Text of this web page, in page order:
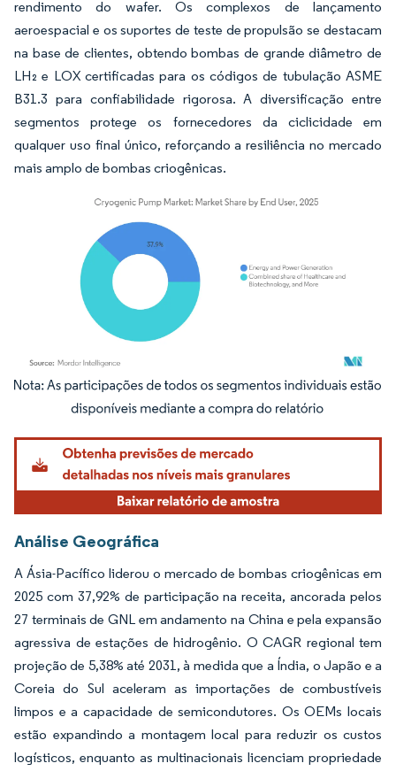
rendimento do wafer. Os complexos de lançamento
aeroespacial e os suportes de teste de propulsão se destacam
na base de clientes, obtendo bombas de grande diâmetro de
LH₂ e LOX certificadas para os códigos de tubulação ASME
B31.3 para confiabilidade rigorosa. A diversificação entre
segmentos protege os fornecedores da ciclicidade em
qualquer uso final único, reforçando a resiliência no mercado
mais amplo de bombas criogênicas.
Imagem © Mordor Intelligence. O reuso requer atribuição conforme CC BY 4.0.
Análise Geográfica
A Ásia-Pacífico liderou o mercado de bombas criogênicas em
2025 com 37,92% de participação na receita, ancorada pelos
27 terminais de GNL em andamento na China e pela expansão
agressiva de estações de hidrogênio. O CAGR regional tem
projeção de 5,38% até 2031, à medida que a Índia, o Japão e a
Coreia do Sul aceleram as importações de combustíveis
limpos e a capacidade de semicondutores. Os OEMs locais
estão expandindo a montagem local para reduzir os custos
logísticos, enquanto as multinacionais licenciam propriedade